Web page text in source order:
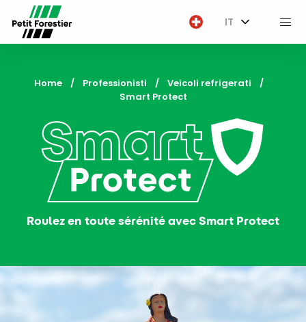
IT
Home Professionisti
Veicoli refrigerati
Current:
Smart Protect
Roulez en toute sérénité avec Smart Protect